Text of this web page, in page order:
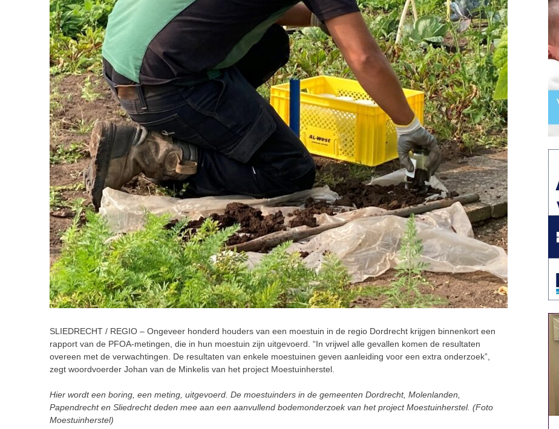
SLIEDRECHT / REGIO – Ongeveer honderd houders van een moestuin in de regio Dordrecht krijgen binnenkort een
rapport van de PFOA-metingen, die in hun moestuin zijn uitgevoerd. “In vrijwel alle gevallen komen de resultaten
overeen met de verwachtingen. De resultaten van enkele moestuinen geven aanleiding voor een extra onderzoek”,
zegt woordvoerder Johan van de Minkelis van het project Moestuinherstel.
Hier wordt een boring, een meting, uitgevoerd. De moestuinders in de gemeenten Dordrecht, Molenlanden,
Papendrecht en Sliedrecht deden mee aan een aanvullend bodemonderzoek van het project Moestuinherstel. (Foto
Moestuinherstel)